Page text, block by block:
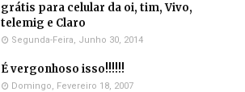
grátis para celular da oi, tim, Vivo,
telemig e Claro
Segunda-Feira, Junho 30, 2014
É vergonhoso isso!!!!!!
Domingo, Fevereiro 18, 2007